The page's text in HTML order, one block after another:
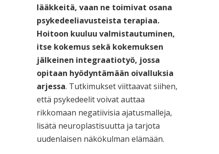
lääkkeitä, vaan ne toimivat osana
psykedeeliavusteista terapiaa.
Hoitoon kuuluu valmistautuminen,
itse kokemus sekä kokemuksen
jälkeinen integraatiotyö, jossa
opitaan hyödyntämään oivalluksia
arjessa. Tutkimukset viittaavat siihen,
että psykedeelit voivat auttaa
rikkomaan negatiivisia ajatusmalleja,
lisätä neuroplastisuutta ja tarjota
uudenlaisen näkökulman elämään.